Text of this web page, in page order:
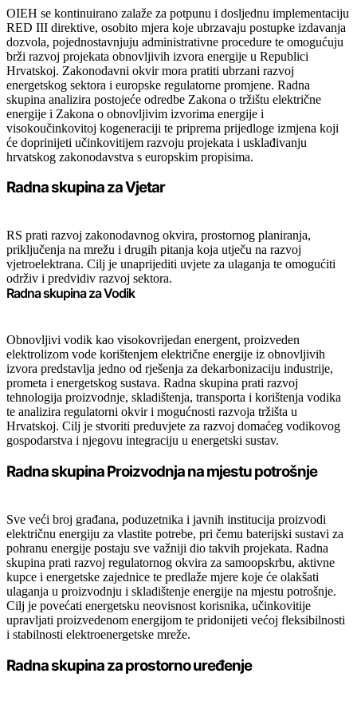
OIEH se kontinuirano zalaže za potpunu i dosljednu implementaciju
RED III direktive, osobito mjera koje ubrzavaju postupke izdavanja
dozvola, pojednostavnjuju administrativne procedure te omogućuju
brži razvoj projekata obnovljivih izvora energije u Republici
Hrvatskoj. Zakonodavni okvir mora pratiti ubrzani razvoj
energetskog sektora i europske regulatorne promjene. Radna
skupina analizira postojeće odredbe Zakona o tržištu električne
energije i Zakona o obnovljivim izvorima energije i
visokoučinkovitoj kogeneraciji te priprema prijedloge izmjena koji
će doprinijeti učinkovitijem razvoju projekata i usklađivanju
hrvatskog zakonodavstva s europskim propisima.
Radna skupina za Vjetar
RS prati razvoj zakonodavnog okvira, prostornog planiranja,
priključenja na mrežu i drugih pitanja koja utječu na razvoj
vjetroelektrana. Cilj je unaprijediti uvjete za ulaganja te omogućiti
održiv i predvidiv razvoj sektora.
Radna skupina za Vodik
Obnovljivi vodik kao visokovrijedan energent, proizveden
elektrolizom vode korištenjem električne energije iz obnovljivih
izvora predstavlja jedno od rješenja za dekarbonizaciju industrije,
prometa i energetskog sustava. Radna skupina prati razvoj
tehnologija proizvodnje, skladištenja, transporta i korištenja vodika
te analizira regulatorni okvir i mogućnosti razvoja tržišta u
Hrvatskoj. Cilj je stvoriti preduvjete za razvoj domaćeg vodikovog
gospodarstva i njegovu integraciju u energetski sustav.
Radna skupina Proizvodnja na mjestu potrošnje
Sve veći broj građana, poduzetnika i javnih institucija proizvodi
električnu energiju za vlastite potrebe, pri čemu baterijski sustavi za
pohranu energije postaju sve važniji dio takvih projekata. Radna
skupina prati razvoj regulatornog okvira za samoopskrbu, aktivne
kupce i energetske zajednice te predlaže mjere koje će olakšati
ulaganja u proizvodnju i skladištenje energije na mjestu potrošnje.
Cilj je povećati energetsku neovisnost korisnika, učinkovitije
upravljati proizvedenom energijom te pridonijeti većoj fleksibilnosti
i stabilnosti elektroenergetske mreže.
Radna skupina za prostorno uređenje